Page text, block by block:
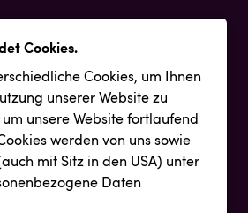
Cookies.
Cookies, um Ihnen
unserer Website zu
unsere Website fortlaufend
werden von uns sowie
mit Sitz in den USA) unter
Daten